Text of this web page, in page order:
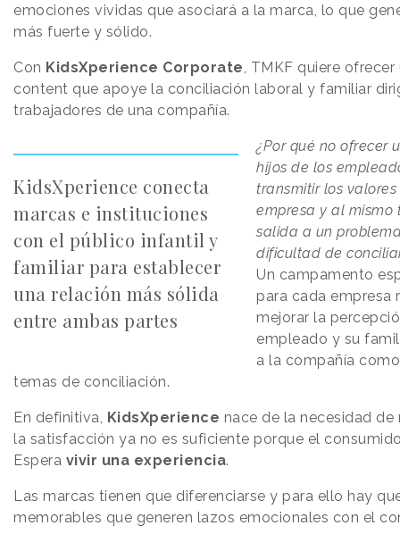
emociones vividas que asociará a la marca, lo que
más fuerte y sólido.
Con KidsXperience Corporate, TMKF quiere
content que apoye la conciliación laboral y familiar
trabajadores de una compañía.
KidsXperience conecta
marcas e instituciones
con el público infantil y
familiar para establecer
una relación más sólida
entre ambas partes
¿Por qué no ofrecer
hijos de los
transmitir los
empresa y al mismo
salida a un
dificultad de
Un campamento
para cada empresa
mejorar la
empleado y su
a la compañía
temas de conciliación.
En definitiva, KidsXperience nace de la necesidad
la satisfacción ya no es suficiente porque el
Espera vivir una experiencia.
Las marcas tienen que diferenciarse y para ello hay
memorables que generen lazos emocionales con el